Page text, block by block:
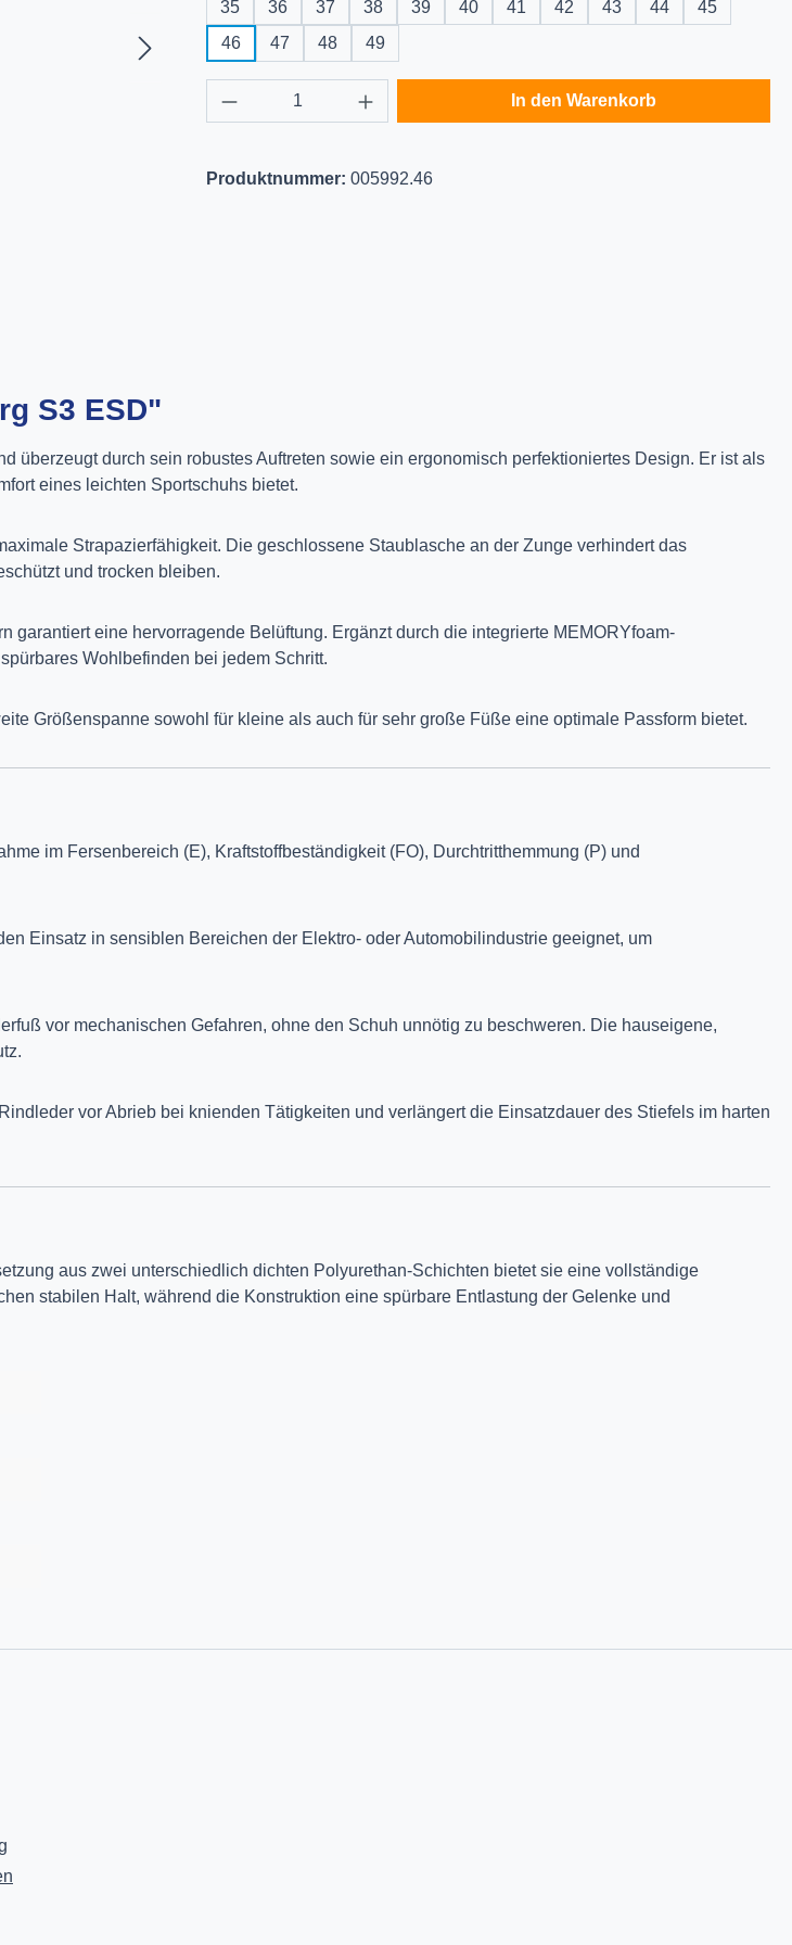
35 36 37 38 39 40 41 42 43 44
45
46
47 48 49
Produkt Anzahl: Gib den gewünschten Wert ein
In den Warenkorb
Produktnummer: 005992.46
S3 ESD"
überzeugt durch sein robustes Auftreten sowie ein ergonomisch perfektioniertes Design. Er ist als
eines leichten Sportschuhs bietet.
Strapazierfähigkeit. Die geschlossene Staublasche an der Zunge verhindert das
und trocken bleiben.
garantiert eine hervorragende Belüftung. Ergänzt durch die integrierte MEMORYfoam-
Wohlbefinden bei jedem Schritt.
Größenspanne sowohl für kleine als auch für sehr große Füße eine optimale Passform bietet.
im Fersenbereich (E), Kraftstoffbeständigkeit (FO), Durchtritthemmung (P) und
Einsatz in sensiblen Bereichen der Elektro- oder Automobilindustrie geeignet, um
vor mechanischen Gefahren, ohne den Schuh unnötig zu beschweren. Die hauseigene,
vor Abrieb bei knienden Tätigkeiten und verlängert die Einsatzdauer des Stiefels im harten
aus zwei unterschiedlich dichten Polyurethan-Schichten bietet sie eine vollständige
stabilen Halt, während die Konstruktion eine spürbare Entlastung der Gelenke und